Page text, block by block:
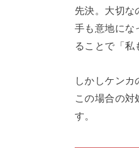
先決。大切な
手も意地にな
ることで「私
しかしケンカ
この場合の対
す。